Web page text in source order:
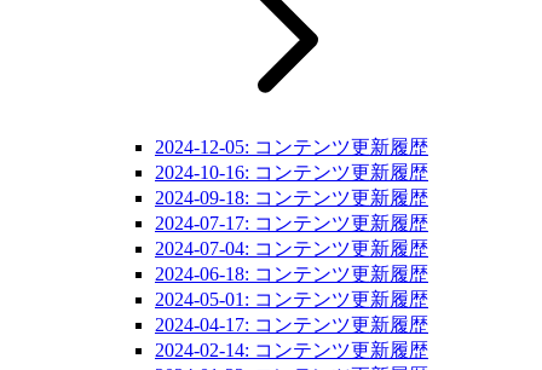
2024-12-05: コンテンツ更新履歴
2024-10-16: コンテンツ更新履歴
2024-09-18: コンテンツ更新履歴
2024-07-17: コンテンツ更新履歴
2024-07-04: コンテンツ更新履歴
2024-06-18: コンテンツ更新履歴
2024-05-01: コンテンツ更新履歴
2024-04-17: コンテンツ更新履歴
2024-02-14: コンテンツ更新履歴